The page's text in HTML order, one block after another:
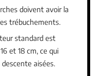
doivent avoir la
trébuchements.
standard est
et 18 cm, ce qui
aisées.